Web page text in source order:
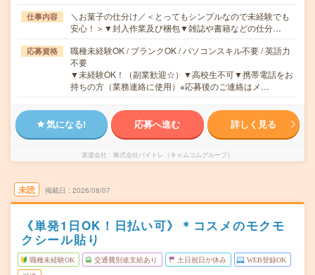
仕事内容
＼お菓子の仕分け／＜とってもシンプルなので未経験でも
安心！＞▼封入作業及び梱包▼雑誌や書籍などの仕分…
応募資格
職種未経験OK / ブランクOK / パソコンスキル不要 / 英語力
不要
▼未経験OK！（副業歓迎☆）▼高校生不可▼携帯電話をお
持ちの方（業務連絡に使用）※応募後のご連絡はメ…
気になる! 応募へ進む 詳しく見る
派遣会社 株式会社バイトレ（キャムコムグループ）
未読 掲載日 2026/08/07
《単発1日OK！日払い可》＊コスメのモクモ
クシール貼り
職種未経験OK 交通費別途支給あり 土日祝日が休み WEB登録OK